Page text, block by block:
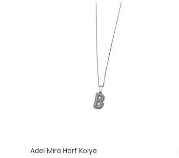
Adel Mira Harf Kolye